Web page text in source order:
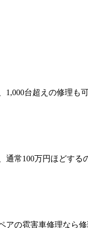
台超えの修理も可
常100万円ほどする
の雹害車修理なら修